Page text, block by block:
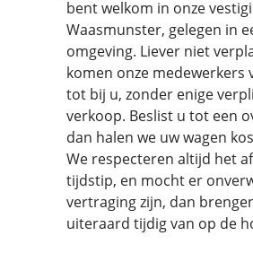
bent welkom in onze
Waasmunster, gelegen in
omgeving. Liever niet
komen onze medewerkers
tot bij u, zonder enige
verkoop. Beslist u tot een
dan halen we uw wagen
We respecteren altijd het
tijdstip, en mocht er
vertraging zijn, dan
uiteraard tijdig van op de